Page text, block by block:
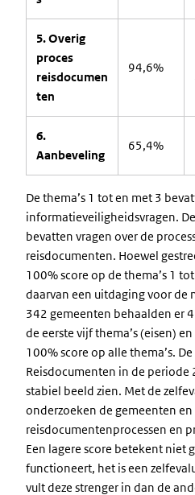
5. Overig
proces
reisdocumen
ten
94,6%
6.
Aanbeveling
65,4%
De thema’s 1 tot en met 3
informatieveiligheidsvragen.
bevatten vragen over de
reisdocumenten. Hoewel
100% score op de thema’s 1
daarvan een uitdaging voor de
342 gemeenten behaalden er
de eerste vijf thema’s (eisen)
100% score op alle thema’s.
Reisdocumenten in de
stabiel beeld zien. Met de
onderzoeken de gemeenten
reisdocumentenprocessen en
Een lagere score betekent niet
functioneert, het is een
vult deze strenger in dan de